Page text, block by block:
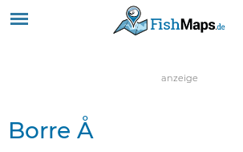
Jump to navigation
anzeige
Borre Å